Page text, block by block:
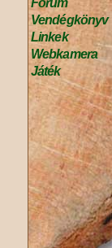
Fórum
Vendégkönyv
Linkek
Webkamera
Játék